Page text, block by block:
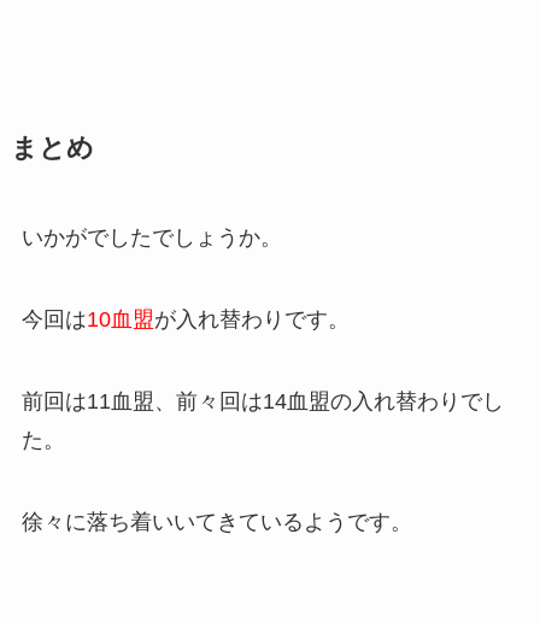
まとめ
いかがでしたでしょうか。
今回は10血盟が入れ替わりです。
前回は11血盟、前々回は14血盟の入れ替わりでし
た。
徐々に落ち着いいてきているようです。